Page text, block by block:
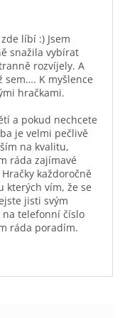
líbí :) Jsem
snažila vybírat
rozvíjely. A
sem…. K myšlence
hračkami.
a pokud nechcete
je velmi pečlivě
na kvalitu,
ráda zajímavé
každoročně
kterých vím, že se
jisti svým
na telefonní číslo
ráda poradím.